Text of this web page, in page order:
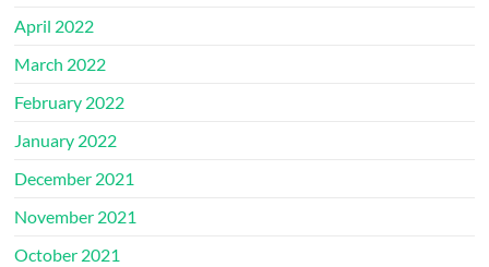
April 2022
March 2022
February 2022
January 2022
December 2021
November 2021
October 2021